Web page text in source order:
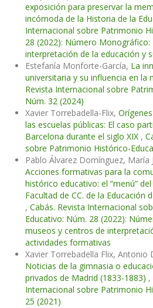
exposición para preservar la
incómoda de la Historia de la
Internacional sobre Patrimonio
28 (2022): Número
interpretación de la educación y
Estefanía Monforte-García, La
universitaria y su influencia en la
Revista Internacional sobre
Núm. 32 (2024)
Xavier Torrebadella-Flix,
las escuelas públicas: El caso
Barcelona durante el siglo XIX ,
sobre Patrimonio Histórico-
Pablo Álvarez Domínguez, María
Acciones formativas para la
histórico educativo: el “menú”
Facultad de CC. de la Educación
, Cabás. Revista Internacional
Educativo: Núm. 28 (2022):
museos y centros de
actividades formativas
Xavier Torrebadella Flix, Antonio
Noticias de la gimnasia o
privados de Madrid (1833-1883) ,
Internacional sobre Patrimonio
25 (2021)